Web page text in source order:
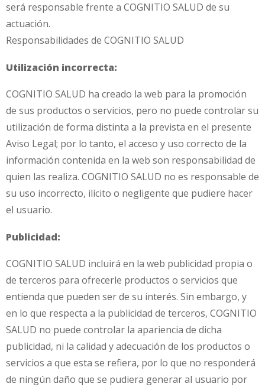
será responsable frente a COGNITIO SALUD de su
actuación.
Responsabilidades de COGNITIO SALUD
Utilización incorrecta:
COGNITIO SALUD ha creado la web para la promoción
de sus productos o servicios, pero no puede controlar su
utilización de forma distinta a la prevista en el presente
Aviso Legal; por lo tanto, el acceso y uso correcto de la
información contenida en la web son responsabilidad de
quien las realiza. COGNITIO SALUD no es responsable de
su uso incorrecto, ilícito o negligente que pudiere hacer
el usuario.
Publicidad:
COGNITIO SALUD incluirá en la web publicidad propia o
de terceros para ofrecerle productos o servicios que
entienda que pueden ser de su interés. Sin embargo, y
en lo que respecta a la publicidad de terceros, COGNITIO
SALUD no puede controlar la apariencia de dicha
publicidad, ni la calidad y adecuación de los productos o
servicios a que esta se refiera, por lo que no responderá
de ningún daño que se pudiera generar al usuario por